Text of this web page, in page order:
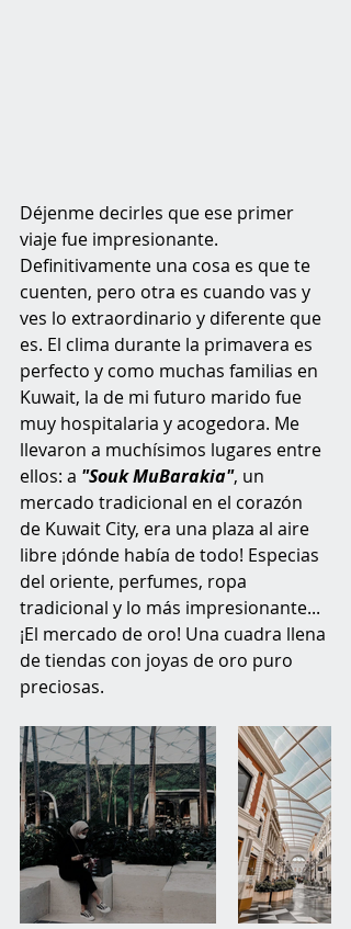
Déjenme decirles que ese primer
viaje fue impresionante.
Definitivamente una cosa es que te
cuenten, pero otra es cuando vas y
ves lo extraordinario y diferente que
es. El clima durante la primavera es
perfecto y como muchas familias en
Kuwait, la de mi futuro marido fue
muy hospitalaria y acogedora. Me
llevaron a muchísimos lugares entre
ellos: a "Souk MuBarakia", un
mercado tradicional en el corazón
de Kuwait City, era una plaza al aire
libre ¡dónde había de todo! Especias
del oriente, perfumes, ropa
tradicional y lo más impresionante...
¡El mercado de oro! Una cuadra llena
de tiendas con joyas de oro puro
preciosas.